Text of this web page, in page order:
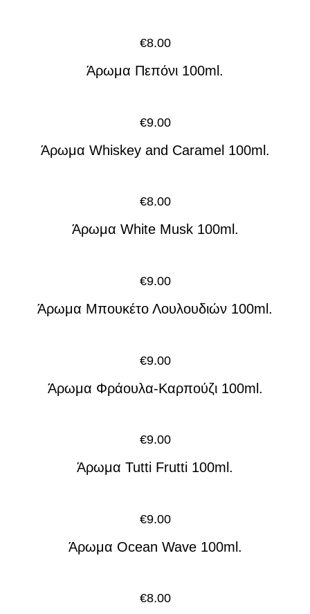
€8.00
Άρωμα Πεπόνι 100ml.
€9.00
Άρωμα Whiskey and Caramel 100ml.
€8.00
Άρωμα White Musk 100ml.
€9.00
Άρωμα Μπουκέτο Λουλουδιών 100ml.
€9.00
Άρωμα Φράουλα-Καρπούζι 100ml.
€9.00
Άρωμα Tutti Frutti 100ml.
€9.00
Άρωμα Ocean Wave 100ml.
€8.00